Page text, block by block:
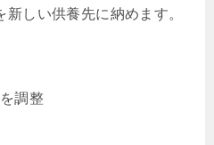
しい供養先に納めます。
調整